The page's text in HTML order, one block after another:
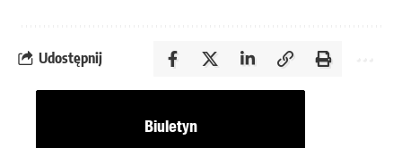
Udostępnij
Biuletyn